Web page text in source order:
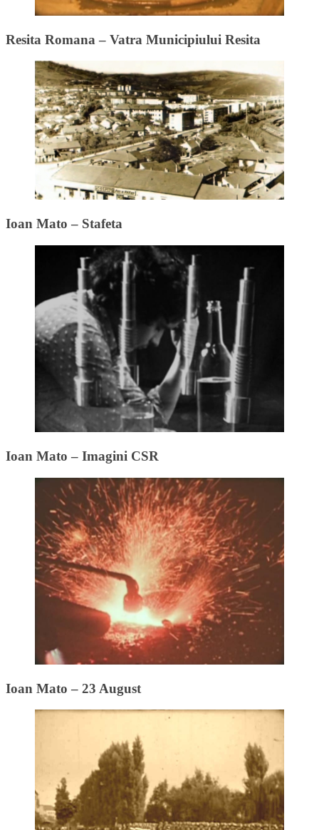
Resita Romana – Vatra Municipiului Resita
Ioan Mato – Stafeta
Ioan Mato – Imagini CSR
Ioan Mato – 23 August